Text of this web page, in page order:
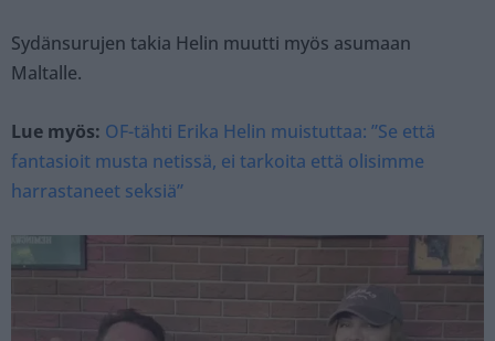
Sydänsurujen takia Helin muutti myös asumaan
Maltalle.
Lue myös: OF-tähti Erika Helin muistuttaa: ”Se että
fantasioit musta netissä, ei tarkoita että olisimme
harrastaneet seksiä”